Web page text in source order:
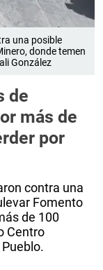
una posible
donde temen
González
de
más de
por
contra una
Fomento
de 100
Centro